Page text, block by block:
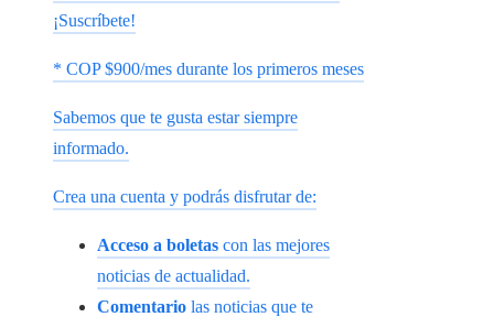
¡Suscríbete!
* COP $900/mes durante los primeros meses
Sabemos que te gusta estar siempre
informado.
Crea una cuenta y podrás disfrutar de:
Acceso a boletas con las mejores
noticias de actualidad.
Comentario las noticias que te